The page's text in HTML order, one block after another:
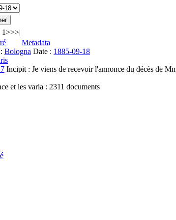
>>>|
Metadata
Bologna Date : 1885-09-18
Incipit : Je viens de recevoir l'annonce du décès de
et les varia : 2311 documents